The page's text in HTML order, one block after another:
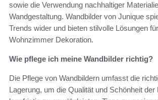
sowie die Verwendung nachhaltiger
Wandgestaltung. Wandbilder von Junique
Trends wider und bieten stilvolle Lösungen
Wohnzimmer Dekoration.
Wie pflege ich meine Wandbilder richtig?
Die Pflege von Wandbildern umfasst die
Lagerung, um die Qualität und Schönheit